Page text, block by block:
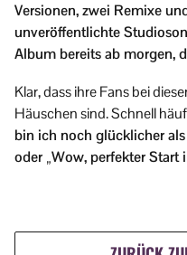
Versionen, zwei Remixe
unveröffentlichte
Album bereits ab morgen,
Klar, dass ihre Fans bei
Häuschen sind. Schnell
bin ich noch glücklicher als
oder „Wow, perfekter Start